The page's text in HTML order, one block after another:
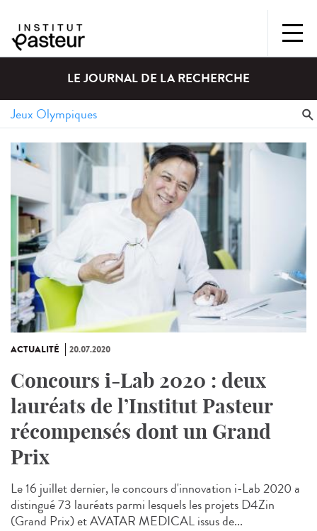
LE JOURNAL DE LA RECHERCHE
ACTUALITÉ 20.07.2020
Concours i-Lab 2020 : deux
lauréats de l’Institut Pasteur
récompensés dont un Grand
Prix
Le 16 juillet dernier, le concours d'innovation i-Lab 2020 a
distingué 73 lauréats parmi lesquels les projets D4Zin
(Grand Prix) et AVATAR MEDICAL issus de...